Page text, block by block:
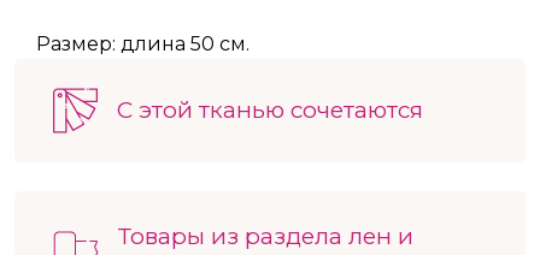
Размер: длина 50 см.
С этой тканью сочетаются
Товары из раздела лен и